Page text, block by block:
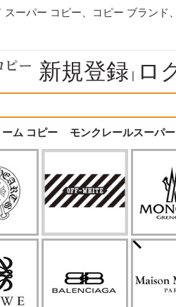
スーパー コピー、コピー ブランド
新規登録 | ロ
ム コピー モンクレールスーパ